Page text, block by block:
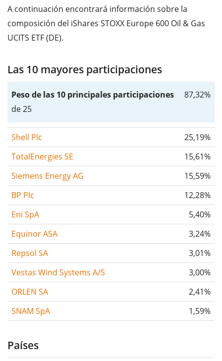
A continuación encontrará información sobre la
composición del iShares STOXX Europe 600 Oil & Gas
UCITS ETF (DE).
Las 10 mayores participaciones
Peso de las 10 principales participaciones
de 25
87,32%
Shell Plc
25,19%
TotalEnergies SE
15,61%
Siemens Energy AG
15,59%
BP Plc
12,28%
Eni SpA
5,40%
Equinor ASA
3,24%
Repsol SA
3,01%
Vestas Wind Systems A/S
3,00%
ORLEN SA
2,41%
SNAM SpA
1,59%
Países